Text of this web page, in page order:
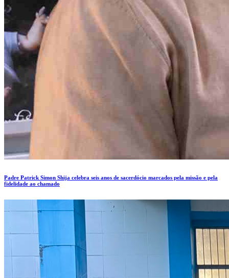
Padre Patrick Simon Shija celebra seis anos de sacerdócio marcados pela missão e pela
fidelidade ao chamado